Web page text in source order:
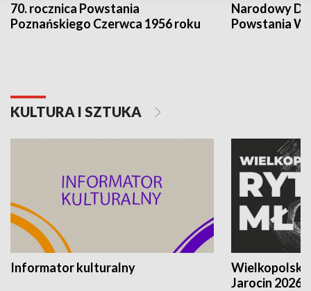
70. rocznica Powstania
Poznańskiego Czerwca 1956 roku
Narodowy
Powstania
KULTURA I SZTUKA
Informator kulturalny
Jarocin 2026